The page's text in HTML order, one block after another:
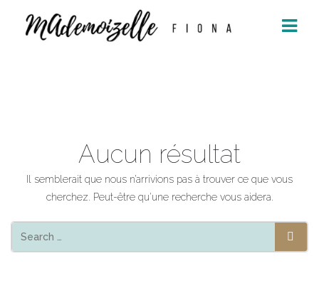
Aucun résultat
Il semblerait que nous n’arrivions pas à trouver ce que vous
cherchez. Peut-être qu’une recherche vous aidera.